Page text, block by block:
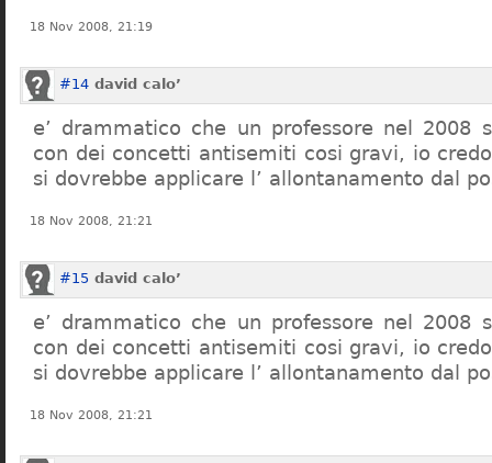
18 Nov 2008, 21:19
#14 david calo’
e’ drammatico che un professore nel 2008
con dei concetti antisemiti cosi gravi, io
si dovrebbe applicare l’ allontanamento dal
18 Nov 2008, 21:21
#15 david calo’
e’ drammatico che un professore nel 2008
con dei concetti antisemiti cosi gravi, io
si dovrebbe applicare l’ allontanamento dal
18 Nov 2008, 21:21